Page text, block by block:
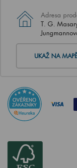
Adresa
T. G.
UKAŽ NA MAPĚ